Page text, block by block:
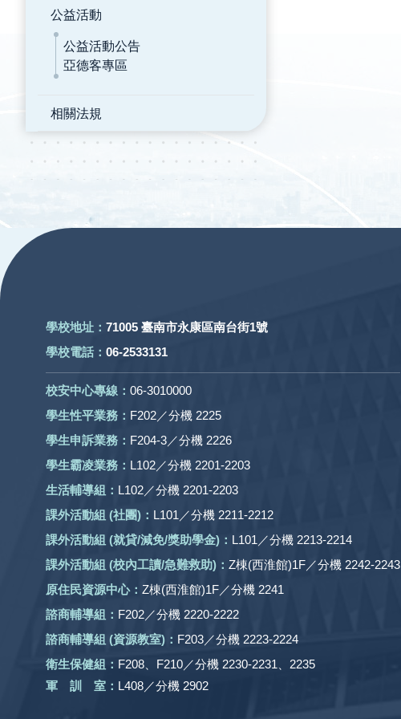
公益活動
公益活動公告
亞德客專區
相關法規
:::
學校地址： 71005 臺南市永康區南台街1號
學校電話： 06-2533131
校安中心專線： 06-3010000
學生性平業務： F202／分機 2225
學生申訴業務： F204-3／分機 2226
學生霸凌業務： L102／分機 2201-2203
生活輔導組： L102／分機 2201-2203
課外活動組 (社團) ： L101／分機 2211-2212
課外活動組 (就貸/減免/獎助學金)： L101／分機 2213-2214
課外活動組 (校內工讀/急難救助) ： Z棟(西淮館)1F／分機 2242-2243
原住民資源中心： Z棟(西淮館)1F／分機 2241
諮商輔導組： F202／分機 2220-2222
諮商輔導組 (資源教室)： F203／分機 2223-2224
衛生保健組： F208、F210／分機 2230-2231、2235
軍 訓 室： L408／分機 2902